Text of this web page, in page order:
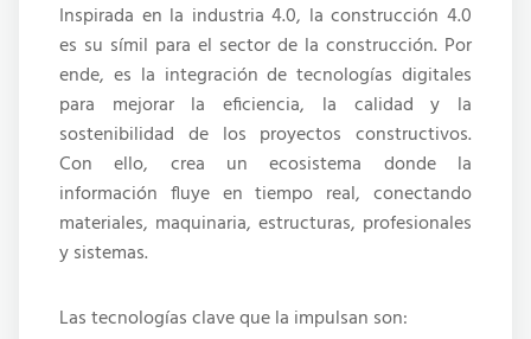
Inspirada en la industria 4.0, la construcción 4.0
es su símil para el sector de la construcción. Por
ende, es la integración de tecnologías digitales
para mejorar la eficiencia, la calidad y la
sostenibilidad de los proyectos constructivos.
Con ello, crea un ecosistema donde la
información fluye en tiempo real, conectando
materiales, maquinaria, estructuras, profesionales
y sistemas.
Las tecnologías clave que la impulsan son: